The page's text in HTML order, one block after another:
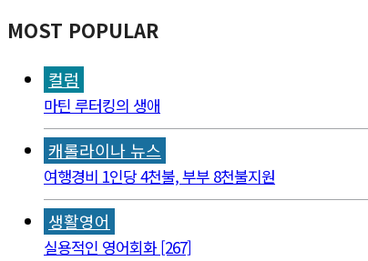
MOST POPULAR
컬럼
마틴 루터킹의 생애
캐롤라이나 뉴스
여행경비 1인당 4천불, 부부 8천불지원
생활영어
실용적인 영어회화 [267]